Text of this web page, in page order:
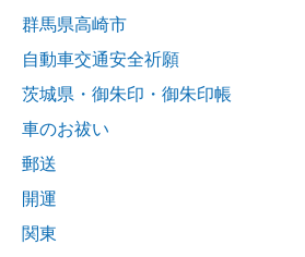
群馬県高崎市
自動車交通安全祈願
茨城県・御朱印・御朱印帳
車のお祓い
郵送
開運
関東